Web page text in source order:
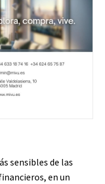
sensibles de las
en un